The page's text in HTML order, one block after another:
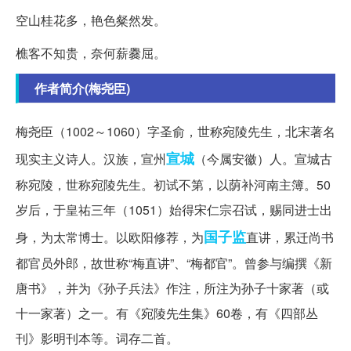
空山桂花多，艳色粲然发。
樵客不知贵，奈何薪爨屈。
作者简介(梅尧臣)
梅尧臣（1002～1060）字圣俞，世称宛陵先生，北宋著名
现实主义诗人。汉族，宣州宣城 （今属安徽）人。宣城古
称宛陵，世称宛陵先生。初试不第，以荫补河南主簿。50
岁后，于皇祐三年（1051）始得宋仁宗召试，赐同进士出
身，为太常博士。以欧阳修荐，为国子监直讲，累迁尚书
都官员外郎，故世称“梅直讲”、“梅都官”。曾参与编撰《新
唐书》，并为《孙子兵法》作注，所注为孙子十家著（或
十一家著）之一。有《宛陵先生集》60卷，有《四部丛
刊》影明刊本等。词存二首。